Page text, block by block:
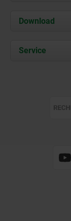
Über uns
Kontakt
Download
Dokumente
Service